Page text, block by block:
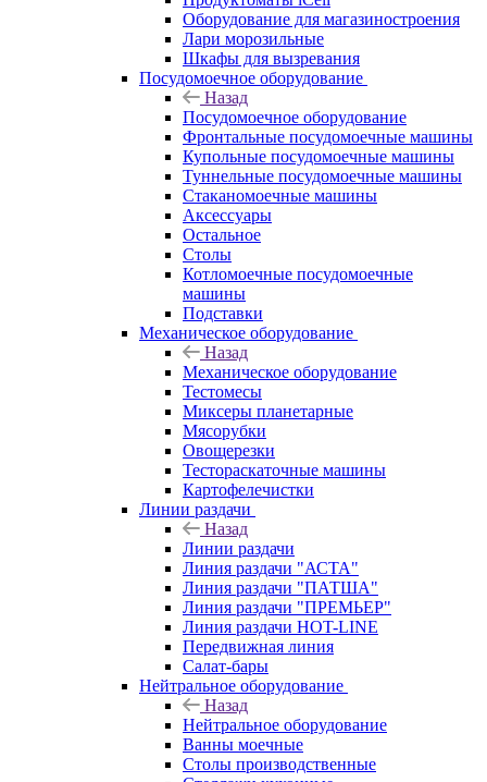
Оборудование для магазиностроения
Лари морозильные
Шкафы для вызревания
Посудомоечное оборудование
Назад
Посудомоечное оборудование
Фронтальные посудомоечные машины
Купольные посудомоечные машины
Туннельные посудомоечные машины
Стаканомоечные машины
Аксессуары
Остальное
Столы
Котломоечные посудомоечные
машины
Подставки
Механическое оборудование
Назад
Механическое оборудование
Тестомесы
Миксеры планетарные
Мясорубки
Овощерезки
Тестораскаточные машины
Картофелечистки
Линии раздачи
Назад
Линии раздачи
Линия раздачи "АСТА"
Линия раздачи "ПАТША"
Линия раздачи "ПРЕМЬЕР"
Линия раздачи HOT-LINE
Передвижная линия
Салат-бары
Нейтральное оборудование
Назад
Нейтральное оборудование
Ванны моечные
Столы производственные